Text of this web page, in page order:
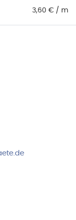
3,60 €/ m